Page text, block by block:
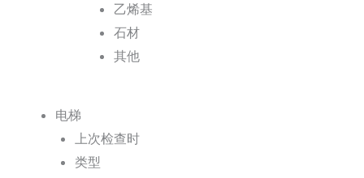
乙烯基
石材
其他
电梯
上次检查时
类型